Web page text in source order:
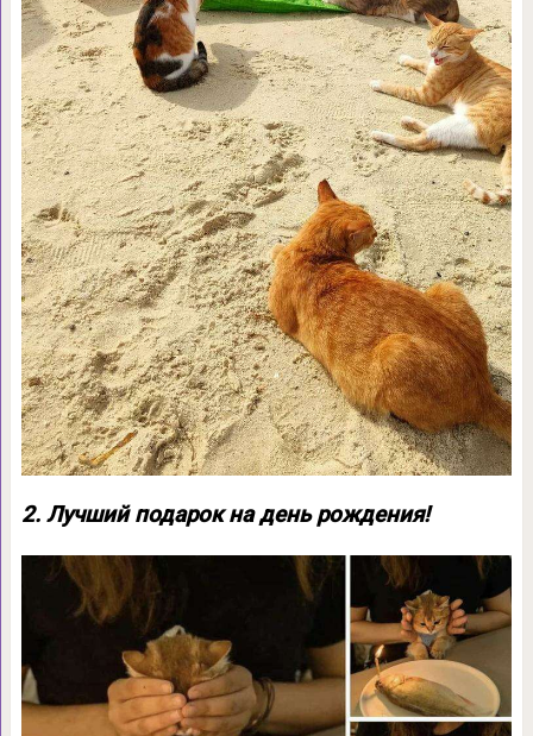
2. Лучший подарок на день рождения!